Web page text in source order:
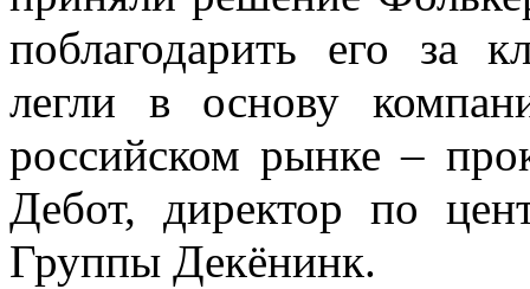
поблагодарить его за
легли в основу
российском рынке –
Дебот, директор по
Группы Декёнинк.